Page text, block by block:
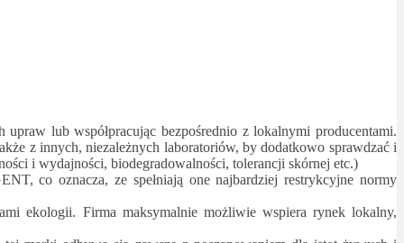
lub współpracując bezpośrednio z lokalnymi producentami.
z innych, niezależnych laboratoriów, by dodatkowo sprawdzać i
i wydajności, biodegradowalności, tolerancji skórnej etc.)
co oznacza, ze spełniają one najbardziej restrykcyjne normy
ekologii. Firma maksymalnie możliwie wspiera rynek lokalny,